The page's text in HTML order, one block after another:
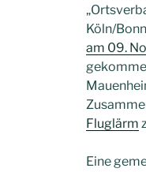
Köln/
am 09.
Fluglärm
Eine